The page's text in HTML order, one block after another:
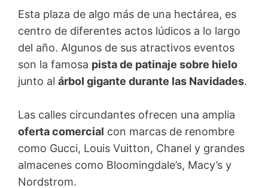
Esta plaza de algo más de una hectárea, es
centro de diferentes actos lúdicos a lo largo
del año. Algunos de sus atractivos eventos
son la famosa pista de patinaje sobre hielo
junto al árbol gigante durante las Navidades.
Las calles circundantes ofrecen una amplia
oferta comercial con marcas de renombre
como Gucci, Louis Vuitton, Chanel y grandes
almacenes como Bloomingdale’s, Macy’s y
Nordstrom.